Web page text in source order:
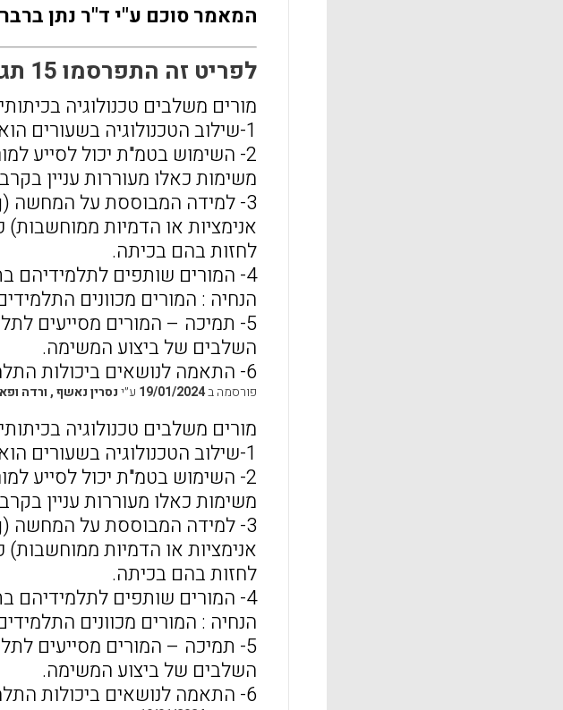
המאמר סוכם ע"י ד"ר נתן
לפריט זה התפרסמו 15 תגובות
מורים משלבים טכנולוגיה
1-שילוב הטכנולוגיה בשעורים הוא דבר חשוב מאוד
2- השימוש בטמ"ת יכול לסייע
משימות כאלו מעוררות עניין
3- למידה המבוססת על המחשה (visualization-based learning)
אנימציות או הדמיות
לחזות בהם בכיתה.
4- המורים שותפים לתלמידיהם בתהליך הלמידה
הנחיה : המורים מכוונים
5- תמיכה – המורים מסייעים
השלבים של ביצוע המשימה.
6- התאמה לנושאים ביכולות התלמידים בכיתה
פורסמה ב19/01/2024 ע״ינסרין נאשף , ורדה
מורים משלבים טכנולוגיה
1-שילוב הטכנולוגיה בשעורים הוא דבר חשוב מאוד
2- השימוש בטמ"ת יכול לסייע
משימות כאלו מעוררות עניין
3- למידה המבוססת על המחשה (visualization-based learning)
אנימציות או הדמיות
לחזות בהם בכיתה.
4- המורים שותפים לתלמידיהם בתהליך הלמידה
הנחיה : המורים מכוונים
5- תמיכה – המורים מסייעים
השלבים של ביצוע המשימה.
6- התאמה לנושאים ביכולות התלמידים בכיתה